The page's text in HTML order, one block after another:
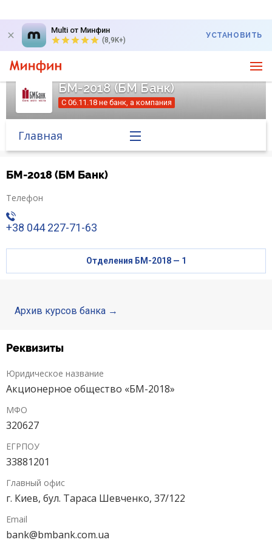
Multi от Минфин
(8,9K+)
УСТАНОВИТЬ
БМ-2018 (БМ Банк)
С 06.11.18 не банк, а компания
Главная
Курс валют в банке
Вопросы банку
Карты
Отделения и банкоматы
Интернет-банкинг
Банки-партнеры
Счета для бизнеса
БМ-2018 (БМ Банк)
Телефон
+38 044 227-71-63
Отделения БМ-2018 — 1
Архив курсов банка
Реквизиты
Юридическое название
Акционерное общество «БМ-2018»
МФО
320627
ЕГРПОУ
33881201
Главный офис
г. Киев, бул. Тараса Шевченко, 37/122
Email
bank@bmbank.com.ua